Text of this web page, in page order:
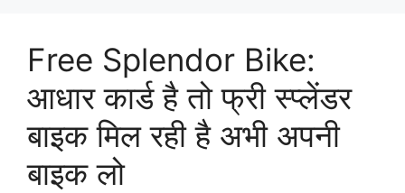
Free Splendor Bike:
आधार कार्ड है तो फ्री स्प्लेंडर
बाइक मिल रही है अभी अपनी
बाइक लो